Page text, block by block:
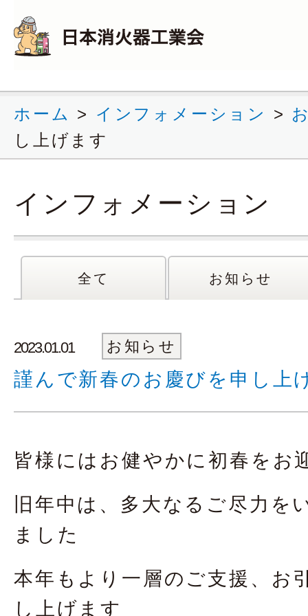
ホーム > インフォメーション >
し上げます
インフォメーション
全て お知らせ
2023.01.01 お知らせ
謹んで新春のお慶びを申し上
皆様にはお健やかに初春をお
旧年中は、多大なるご尽力
ました
本年もより一層のご支援、お
し上げます